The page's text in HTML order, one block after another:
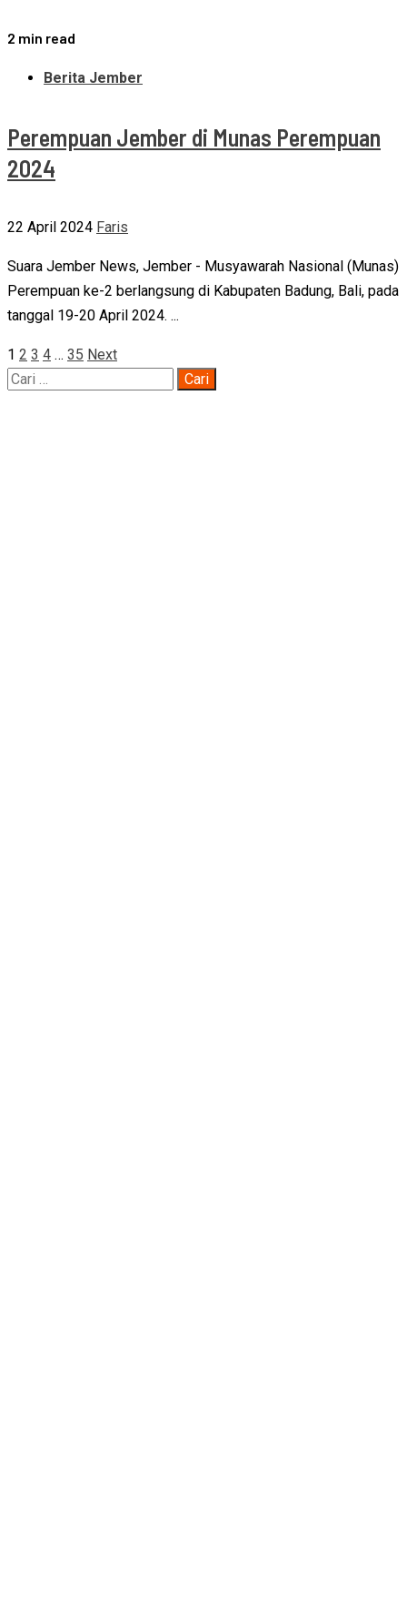
2 min read
Berita Jember
Perempuan Jember di Munas Perempuan
2024
22 April 2024 Faris
Suara Jember News, Jember - Musyawarah Nasional (Munas)
Perempuan ke-2 berlangsung di Kabupaten Badung, Bali, pada
tanggal 19-20 April 2024. ...
Paginasi
pos
1 2 3 4 … 35 Next
Cari